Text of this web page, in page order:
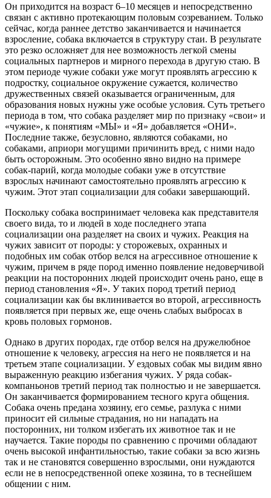
Он приходится на возраст 6–10 месяцев и непосредственно
связан с активно протекающим половым созреванием. Только
сейчас, когда раннее детство заканчивается и начинается
взросление, собака включается в структуру стаи. В результате
это резко осложняет для нее возможность легкой смены
социальных партнеров и мирного перехода в другую стаю. В
этом периоде чужие собаки уже могут проявлять агрессию к
подростку, социальное окружение сужается, количество
дружественных связей оказывается ограниченным, для
образования новых нужны уже особые условия. Суть третьего
периода в том, что собака разделяет мир по признаку «свои» и
«чужие», к понятиям «МЫ» и «Я» добавляется «ОНИ».
Последние также, безусловно, являются собаками, но
собаками, априори могущими причинить вред, с ними надо
быть осторожным. Это особенно явно видно на примере
собак-парий, когда молодые собаки уже в отсутствие
взрослых начинают самостоятельно проявлять агрессию к
чужим. Этот этап социализации для собаки завершающий.
Поскольку собака воспринимает человека как представителя
своего вида, то и людей в ходе последнего этапа
социализации она разделяет на своих и чужих. Реакция на
чужих зависит от породы: у сторожевых, охранных и
подобных им собак отбор велся на агрессивное отношение к
чужим, причем в ряде пород именно появление недоверчивой
реакции на посторонних людей происходит очень рано, еще в
период становления «Я». У таких пород третий период
социализации как бы вклинивается во второй, агрессивность
появляется при первых же, еще очень слабых выбросах в
кровь половых гормонов.
Однако в других породах, где отбор велся на дружелюбное
отношение к человеку, агрессия на него не появляется и на
третьем этапе социализации. У ездовых собак мы видим явно
выраженную реакцию избегания чужих. У ряда собак-
компаньонов третий период так полностью и не завершается.
Он заканчивается формированием тесного круга общения.
Собака очень предана хозяину, его семье, разлука с ними
приносит ей сильные страдания, но ни нападать на
посторонних, ни толком избегать их животное так и не
научается. Такие породы по сравнению с прочими обладают
очень высокой инфантильностью, такие собаки за всю жизнь
так и не становятся совершенно взрослыми, они нуждаются
если не в непосредственной опеке хозяина, то в теснейшем
общении с ним.